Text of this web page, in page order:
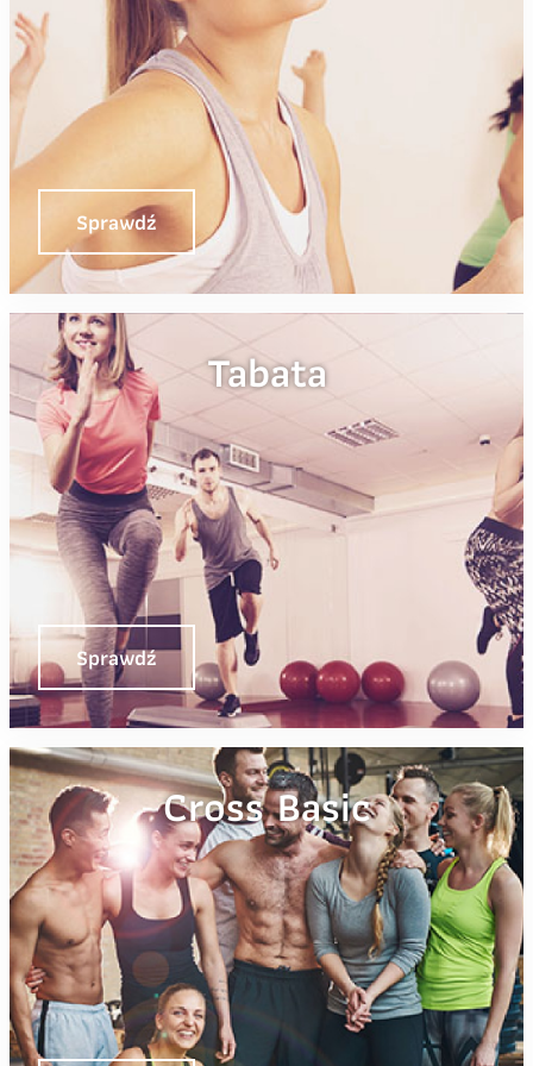
Sprawdź
Tabata
Sprawdź
Cross Basic